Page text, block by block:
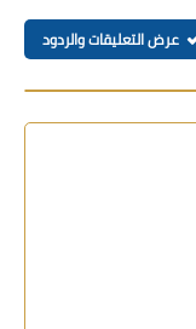
عرض التعليقات والردود